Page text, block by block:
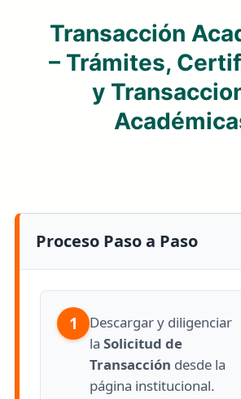
Transacción
– Trámites,
y
Proceso Paso a Paso
1
Descargar y diligenciar
la Solicitud de
Transacción desde la
página institucional.